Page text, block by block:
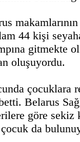
44 kişi
gitmekte
oluşuyordu.
çocuklara
Belarus
göre
çocuk da